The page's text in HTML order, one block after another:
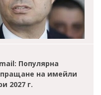
Популярна
на имейли
2027 г.